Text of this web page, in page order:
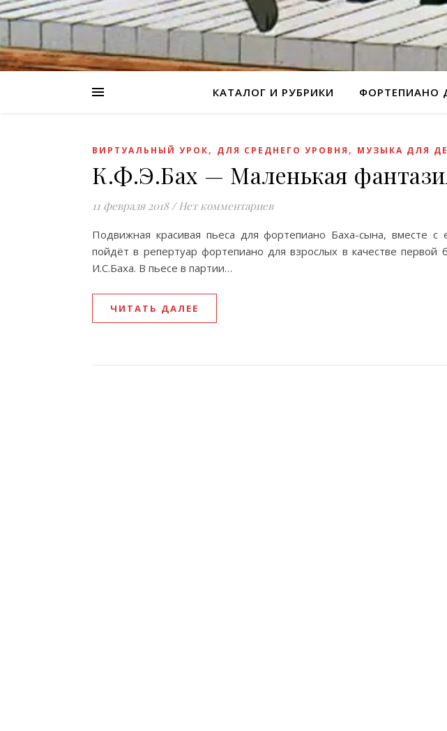
КАТАЛОГ И РУБРИКИ ФОРТЕПИАНО
ВИРТУАЛЬНЫЙ УРОК, ДЛЯ СРЕДНЕГО УРОВНЯ , МУЗЫКА ДЛЯ
К.Ф.Э.Бах — Маленькая
11 февраля 2018 / Нет комментариев
Подвижная красивая пьеса для фортепиано Баха-сына, вместе
пойдёт в репертуар фортепиано для взрослых в качестве первой
И.С.Баха. В пьесе в партии…
ЧИТАТЬ ДАЛЕЕ